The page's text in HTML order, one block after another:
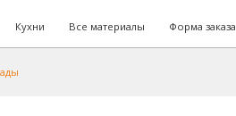
Кухни Все материалы Форма заказа